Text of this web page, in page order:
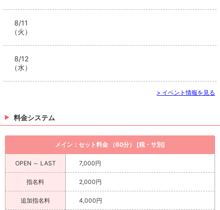
8/11
（火）
8/12
（水）
> イベント情報を見る
料金システム
メイン：セット料金 （60分） [税・サ別]
OPEN ～ LAST 7,000円
指名料 2,000円
追加指名料 4,000円